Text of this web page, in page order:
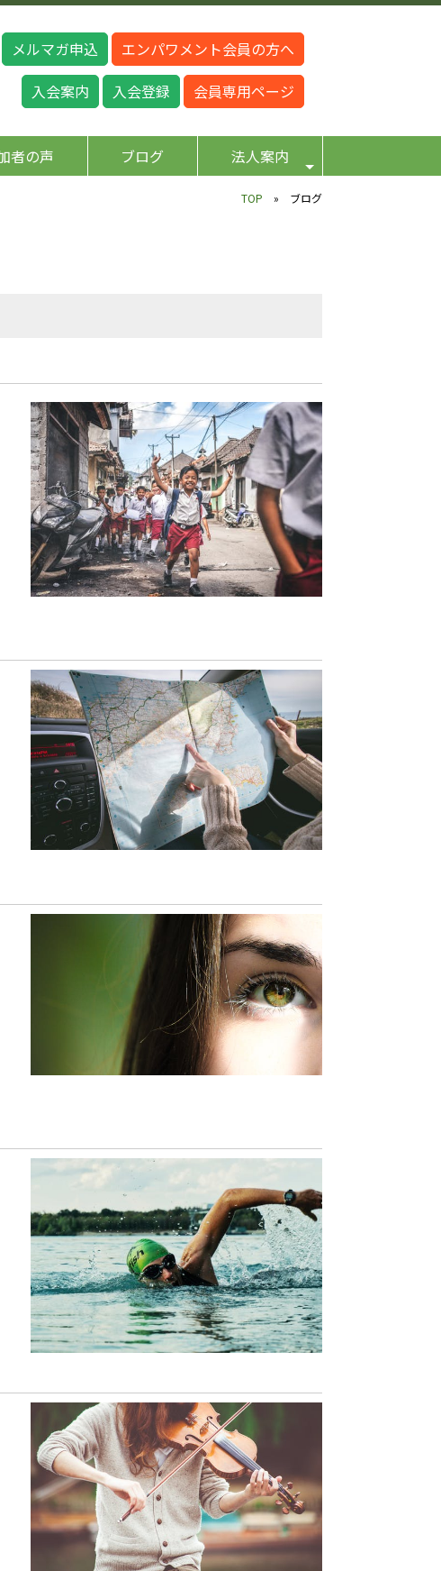
メルマガ申込
エンパワメント会員の方へ
入会案内
入会登録 会員専用ページ
者の声 ブログ 法人案内
TOP » ブログ